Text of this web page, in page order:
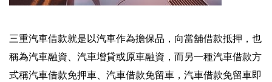
三重汽車借款就是以汽車作為擔保品，向當舖借款抵押，也
稱為汽車融資、汽車增貸或原車融資，而另一種汽車借款方
式稱汽車借款免押車、汽車借款免留車，汽車借款免留車即